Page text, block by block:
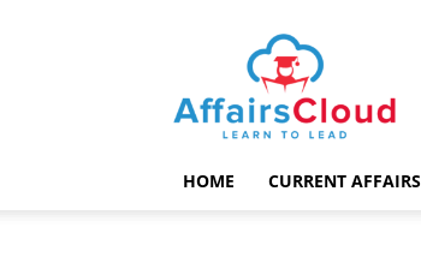
AffairsCloud.com
HOME CURRENT AFFAIRS